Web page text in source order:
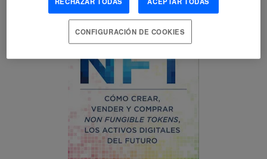
CONFIGURACIÓN DE COOKIES